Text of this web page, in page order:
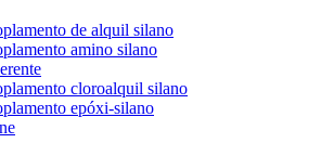
de alquil silano
amino silano
cloroalquil silano
epóxi-silano